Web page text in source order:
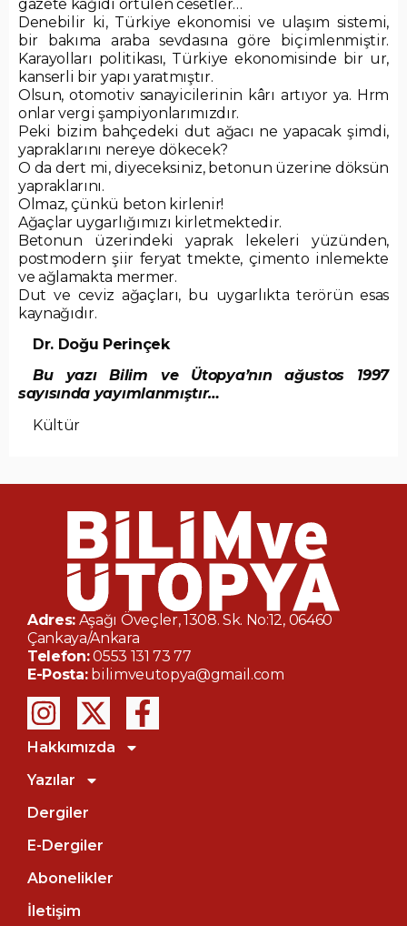
gazete kağıdı örtülen cesetler…
Denebilir ki, Türkiye ekonomisi ve ulaşım sistemi,
bir bakıma araba sevdasına göre biçimlenmiştir.
Karayolları politikası, Türkiye ekonomisinde bir ur,
kanserli bir yapı yaratmıştır.
Olsun, otomotiv sanayicilerinin kârı artıyor ya. Hrm
onlar vergi şampiyonlarımızdır.
Peki bizim bahçedeki dut ağacı ne yapacak şimdi,
yapraklarını nereye dökecek?
O da dert mi, diyeceksiniz, betonun üzerine döksün
yapraklarını.
Olmaz, çünkü beton kirlenir!
Ağaçlar uygarlığımızı kirletmektedir.
Betonun üzerindeki yaprak lekeleri yüzünden,
postmodern şiir feryat tmekte, çimento inlemekte
ve ağlamakta mermer.
Dut ve ceviz ağaçları, bu uygarlıkta terörün esas
kaynağıdır.
Dr. Doğu Perinçek
Bu yazı Bilim ve Ütopya’nın ağustos 1997
sayısında yayımlanmıştır…
Kültür
Adres: Aşağı Öveçler, 1308. Sk. No:12, 06460
Çankaya/Ankara
Telefon:0553 131 73 77
E-Posta: bilimveutopya@gmail.com
Hakkımızda
Yazılar
Dergiler
E-Dergiler
Abonelikler
İletişim